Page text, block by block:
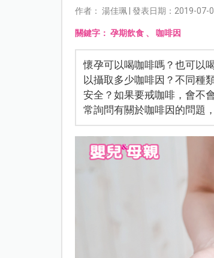
作者： 湯佳珮 | 發表日期：2019-07-
關鍵字： 孕期飲食、 咖啡因
懷孕可以喝咖啡嗎？也可以
以攝取多少咖啡因？不同種
安全？如果要戒咖啡，會不
常詢問有關於咖啡因的問題